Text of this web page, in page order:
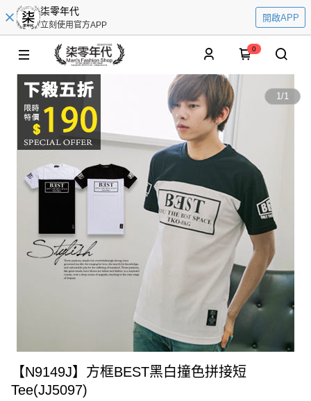
柒零年代
立刻使用官方APP
開啟APP
0
1/1
【N9149J】方框BEST黑白撞色拼接短
Tee(JJ5097)